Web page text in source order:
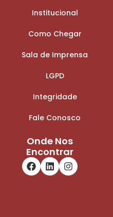
Institucional
Como Chegar
Sala de Imprensa
LGPD
Integridade
Fale Conosco
Onde Nos
Encontrar